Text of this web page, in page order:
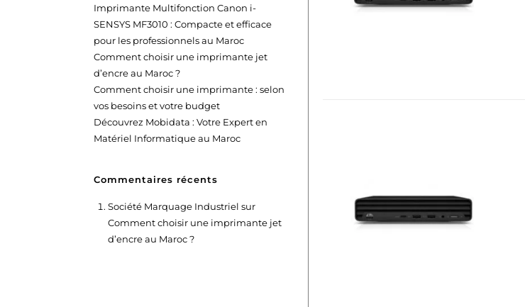
Imprimante Multifonction Canon i-
SENSYS MF3010 : Compacte et efficace
pour les professionnels au Maroc
Comment choisir une imprimante jet
d’encre au Maroc ?
Comment choisir une imprimante : selon
vos besoins et votre budget
Découvrez Mobidata : Votre Expert en
Matériel Informatique au Maroc
Commentaires récents
Société Marquage Industriel sur
Comment choisir une imprimante jet
d’encre au Maroc ?